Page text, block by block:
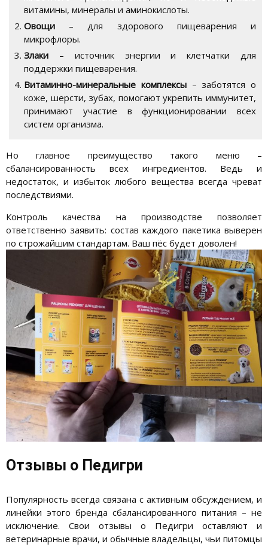
витамины, минералы и аминокислоты.
Овощи – для здорового пищеварения и
микрофлоры.
Злаки – источник энергии и клетчатки для
поддержки пищеварения.
Витаминно-минеральные комплексы– заботятся о
коже, шерсти, зубах, помогают укрепить иммунитет,
принимают участие в функционировании всех
систем организма.
Но главное преимущество такого меню –
сбалансированность всех ингредиентов. Ведь и
недостаток, и избыток любого вещества всегда чреват
последствиями.
Контроль качества на производстве позволяет
ответственно заявить: состав каждого пакетика выверен
по строжайшим стандартам. Ваш пёс будет доволен!
Отзывы о Педигри
Популярность всегда связана с активным обсуждением, и
линейки этого бренда сбалансированного питания – не
исключение. Свои отзывы о Педигри оставляют и
ветеринарные врачи, и обычные владельцы, чьи питомцы